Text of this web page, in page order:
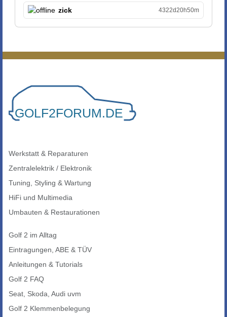
zick 4322d20h50m
Werkstatt & Reparaturen
Zentralelektrik / Elektronik
Tuning, Styling & Wartung
HiFi und Multimedia
Umbauten & Restaurationen
Golf 2 im Alltag
Eintragungen, ABE & TÜV
Anleitungen & Tutorials
Golf 2 FAQ
Seat, Skoda, Audi uvm
Golf 2 Klemmenbelegung